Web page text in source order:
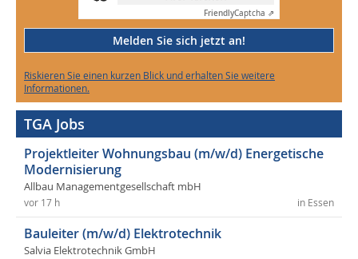
FriendlyCaptcha ⇗
Melden Sie sich jetzt an!
Riskieren Sie einen kurzen Blick und erhalten Sie weitere
Informationen.
TGA Jobs
Projektleiter Wohnungsbau (m/w/d) Energetische
Modernisierung
Allbau Managementgesellschaft mbH
in Essen
vor 17 h
Bauleiter (m/w/d) Elektrotechnik
Salvia Elektrotechnik GmbH